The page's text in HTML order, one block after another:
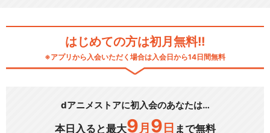
はじめての方は初月無料!!
※アプリから入会いただく場合は入会日から14日間無料
dアニメストアに初入会のあなたは…
本日入ると最大9 月 9 日 まで無料